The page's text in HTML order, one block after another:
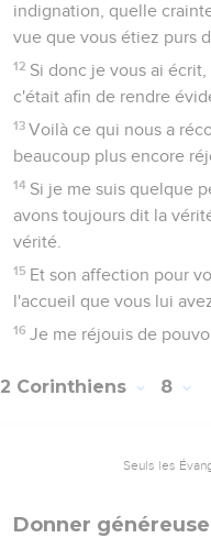
indignation, quelle
vue que vous étiez purs
12 Si donc je vous ai
c'était afin de rendre
13 Voilà ce qui nous a
beaucoup plus encore
14 Si je me suis quelque
avons toujours dit la
vérité.
15 Et son affection pour
l'accueil que vous lui
16 Je me réjouis de
2 Corinthiens 8
Seuls les
Donner